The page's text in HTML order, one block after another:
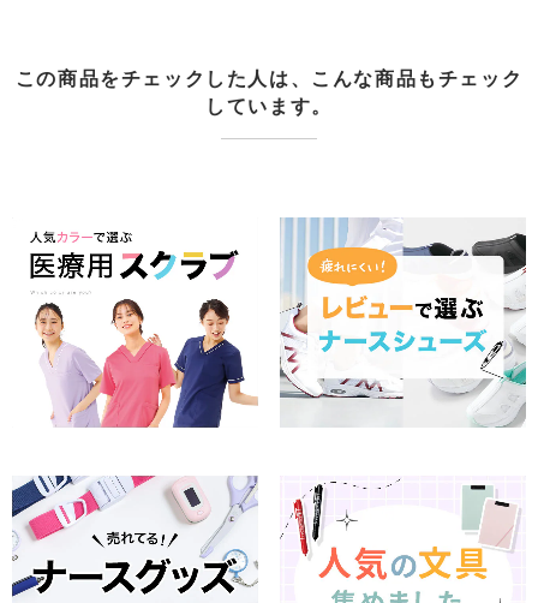
この商品をチェックした人は、こんな商品もチェック
しています。